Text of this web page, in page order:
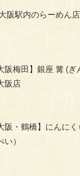
阪駅内のらーめん
阪梅田】銀座 篝 (
阪店
阪・鶴橋】にんに
い）